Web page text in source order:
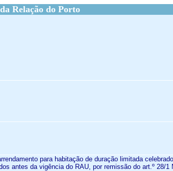
Relação do Porto
para habitação de duração limitada
antes da vigência do RAU, por remissão do art.º 28/